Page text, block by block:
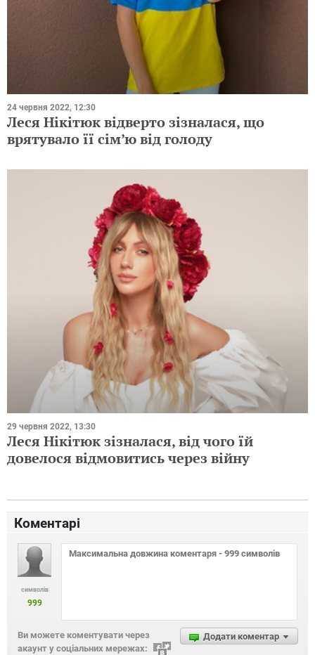
24 червня 2022, 12:30
Леся Нікітюк відверто зізналася, що
врятувало її сім’ю від голоду
29 червня 2022, 13:30
Леся Нікітюк зізналася, від чого їй
довелося відмовитись через війну
Коментарі
символів
999
Додати коментар
Ви можете коментувати через
акаунт у соціальних мережах: